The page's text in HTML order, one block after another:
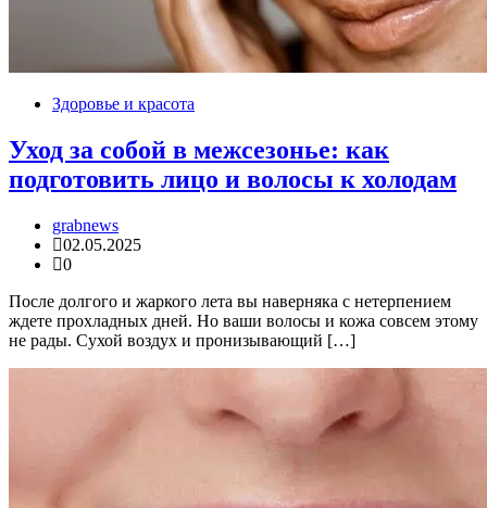
Здоровье и красота
Уход за собой в межсезонье: как
подготовить лицо и волосы к холодам
grabnews
02.05.2025
0
После долгого и жаркого лета вы наверняка с нетерпением
ждете прохладных дней. Но ваши волосы и кожа совсем этому
не рады. Сухой воздух и пронизывающий […]